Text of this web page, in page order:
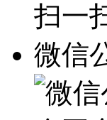
扫一
微信